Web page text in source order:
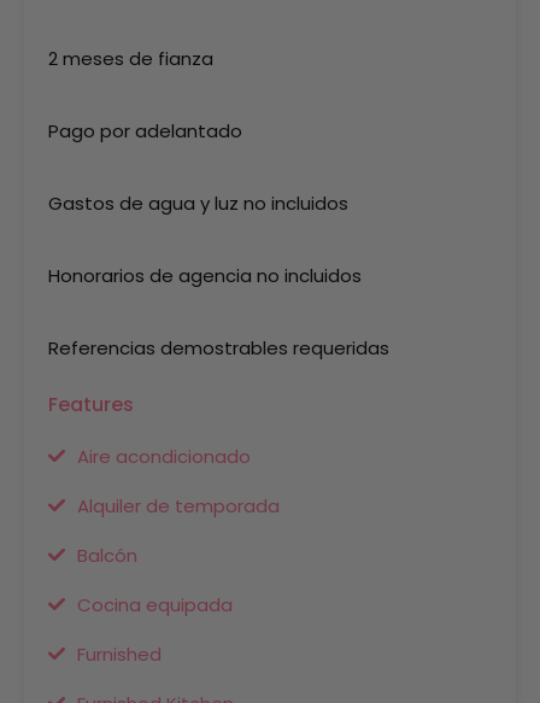
2 meses de fianza
Pago por adelantado
Gastos de agua y luz no incluidos
Honorarios de agencia no incluidos
Referencias demostrables requeridas
Features
Aire acondicionado
Alquiler de temporada
Balcón
Cocina equipada
Furnished